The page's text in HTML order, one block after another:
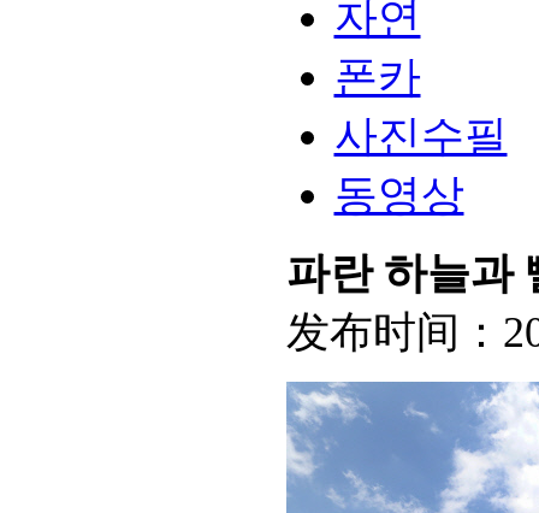
자연
폰카
사진수필
동영상
파란 하늘과
发布时间：